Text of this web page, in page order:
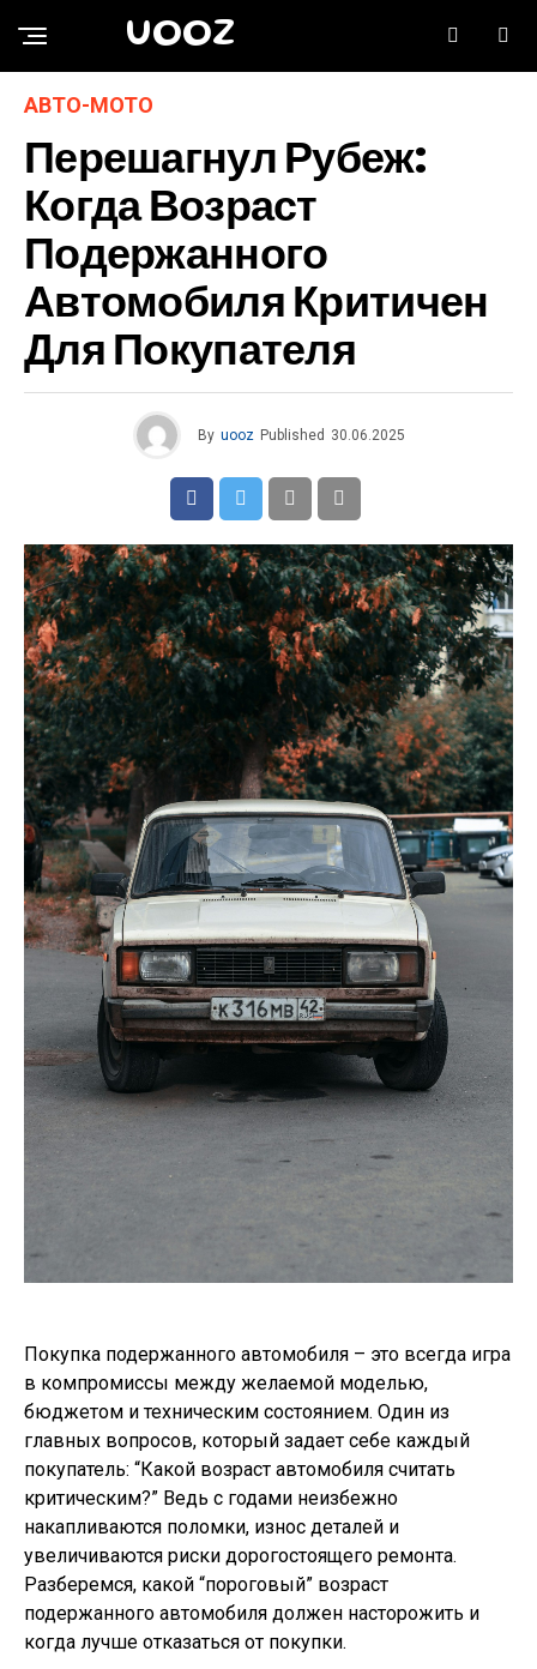
UOOZ
АВТО-МОТО
Перешагнул Рубеж:
Когда Возраст
Подержанного
Автомобиля Критичен
Для Покупателя
By uooz Published 30.06.2025
Покупка подержанного автомобиля – это всегда игра
в компромиссы между желаемой моделью,
бюджетом и техническим состоянием. Один из
главных вопросов, который задает себе каждый
покупатель: “Какой возраст автомобиля считать
критическим?” Ведь с годами неизбежно
накапливаются поломки, износ деталей и
увеличиваются риски дорогостоящего ремонта.
Разберемся, какой “пороговый” возраст
подержанного автомобиля должен насторожить и
когда лучше отказаться от покупки.